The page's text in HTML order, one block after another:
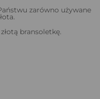
zarówno używane
bransoletkę.